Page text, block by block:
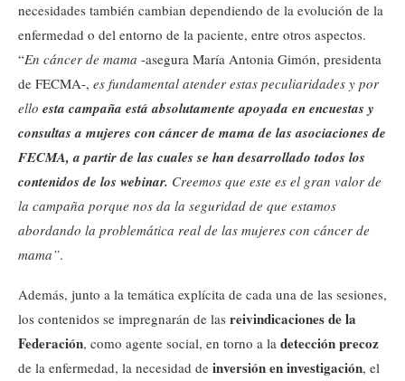
necesidades también cambian dependiendo de la evolución de la
enfermedad o del entorno de la paciente, entre otros aspectos.
“En cáncer de mama -asegura María Antonia Gimón, presidenta
de FECMA-, es fundamental atender estas peculiaridades y por
ello esta campaña está absolutamente apoyada en encuestas y
consultas a mujeres con cáncer de mama de las asociaciones de
FECMA, a partir de las cuales se han desarrollado todos los
contenidos de los webinar. Creemos que este es el gran valor de
la campaña porque nos da la seguridad de que estamos
abordando la problemática real de las mujeres con cáncer de
mama”.
Además, junto a la temática explícita de cada una de las sesiones,
los contenidos se impregnarán de las reivindicaciones de la
Federación, como agente social, en torno a la detección precoz
de la enfermedad, la necesidad de inversión en investigación, el